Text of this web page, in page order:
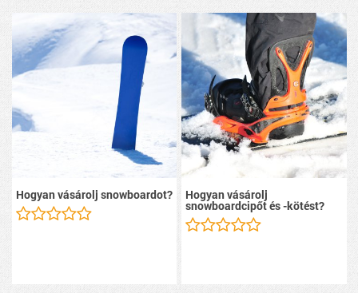
Hogyan vásárolj snowboardot? Hogyan vásárolj
snowboardcipőt és -kötést?